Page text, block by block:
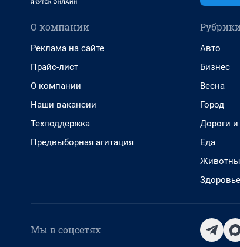
О компании
Реклама на сайте
Прайс-лист
О компании
Наши вакансии
Техподдержка
Предвыборная агитация
Авто
Бизнес
Весна
Город
Дороги и
Еда
Здоровье
Мы в соцсетях